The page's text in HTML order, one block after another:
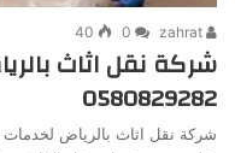
0
40
شركة نقل اثاث
0580829282
شركة نقل اثاث بالرياض